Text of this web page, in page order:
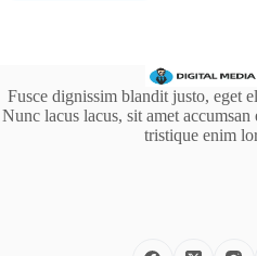
Fusce dignissim blandit justo, eget
Nunc lacus lacus, sit amet
tristique enim